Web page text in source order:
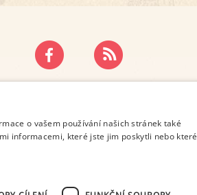
OSOBNÍCH ÚDAJŮ
o vašem používání našich stránek také
informacemi, které jste jim poskytli nebo které